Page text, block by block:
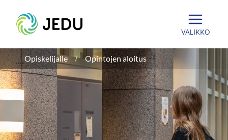
sisältöön
Etusivu
VALIKKO
Opiskelijalle Opintojen aloitus